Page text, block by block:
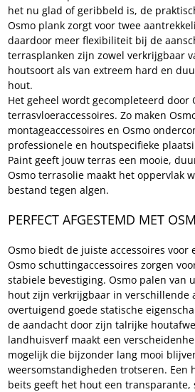
het nu glad of geribbeld is, de
Osmo plank zorgt voor twee
daardoor meer flexibiliteit bij de
terrasplanken zijn zowel verkrijgbaar
houtsoort als van extreem hard en
hout.
Het geheel wordt gecompleteerd door
terrasvloeraccessoires. Zo maken
montageaccessoires en Osmo
professionele en houtspecifieke
Paint geeft jouw terras een mooie,
Osmo terrasolie maakt het oppervlak
bestand tegen algen.
PERFECT AFGESTEMD MET
Osmo biedt de juiste accessoires voor
Osmo schuttingaccessoires zorgen
stabiele bevestiging. Osmo palen van
hout zijn verkrijgbaar in verschillende
overtuigend goede statische
de aandacht door zijn talrijke
landhuisverf maakt een
mogelijk die bijzonder lang mooi
weersomstandigheden trotseren. Een
beits geeft het hout een transparante,